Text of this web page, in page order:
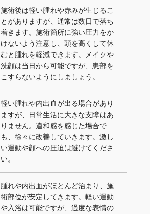
施術後は軽い腫れや赤みが生じるこ
とがありますが、通常は数日で落ち
着きます。施術箇所に強い圧力をか
けないよう注意し、頭を高くして休
むと腫れを軽減できます。メイクや
洗顔は当日から可能ですが、患部を
こすらないようにしましょう。
軽い腫れや内出血が出る場合があり
ますが、日常生活に大きな支障はあ
りません。違和感を感じた場合で
も、徐々に改善していきます。激し
い運動や顔への圧迫は避けてくださ
い。
腫れや内出血がほとんど治まり、施
術部位が安定してきます。軽い運動
や入浴は可能ですが、過度な表情の